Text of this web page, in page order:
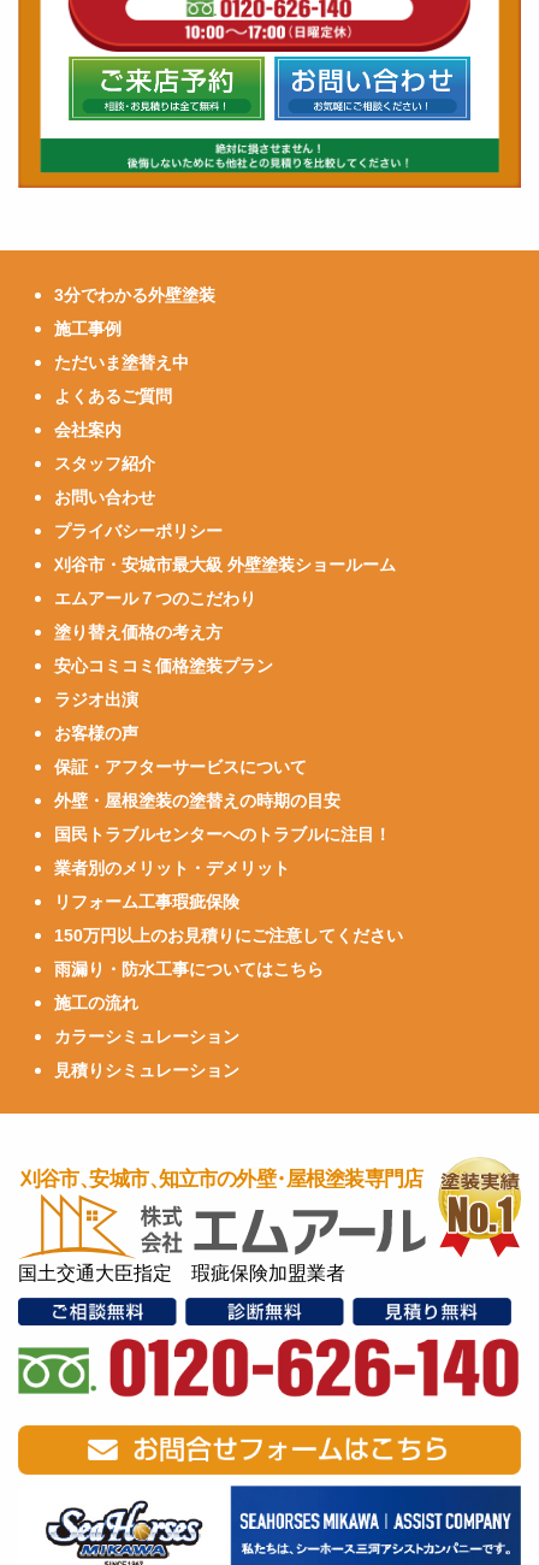
3分でわかる外壁塗装
施工事例
ただいま塗替え中
よくあるご質問
会社案内
スタッフ紹介
お問い合わせ
プライバシーポリシー
刈谷市・安城市最大級 外壁塗装ショールーム
エムアール７つのこだわり
塗り替え価格の考え方
安心コミコミ価格塗装プラン
ラジオ出演
お客様の声
保証・アフターサービスについて
外壁・屋根塗装の塗替えの時期の目安
国民トラブルセンターへのトラブルに注目！
業者別のメリット・デメリット
リフォーム工事瑕疵保険
150万円以上のお見積りにご注意してください
雨漏り・防水工事についてはこちら
施工の流れ
カラーシミュレーション
見積りシミュレーション
国土交通大臣指定 瑕疵保険加盟業者